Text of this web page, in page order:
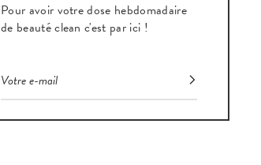
Pour avoir votre dose hebdomadaire
de beauté clean c'est par ici !